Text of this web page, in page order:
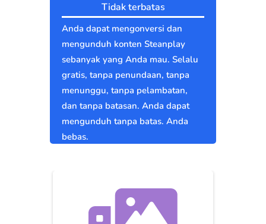
Tidak terbatas
Anda dapat mengonversi dan
mengunduh konten Steanplay
sebanyak yang Anda mau. Selalu
gratis, tanpa penundaan, tanpa
menunggu, tanpa pelambatan,
dan tanpa batasan. Anda dapat
mengunduh tanpa batas. Anda
bebas.